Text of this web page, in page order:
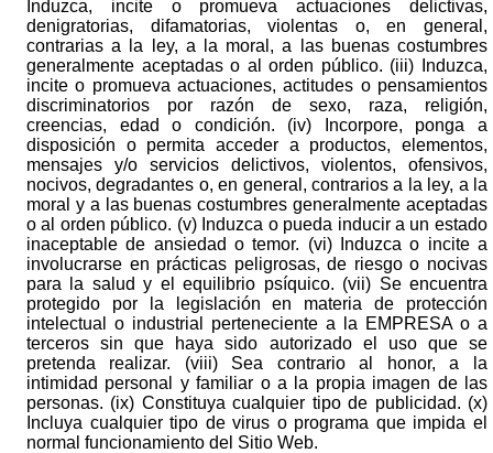
Induzca, incite o promueva actuaciones delictivas,
denigratorias, difamatorias, violentas o, en general,
contrarias a la ley, a la moral, a las buenas costumbres
generalmente aceptadas o al orden público. (iii) Induzca,
incite o promueva actuaciones, actitudes o pensamientos
discriminatorios por razón de sexo, raza, religión,
creencias, edad o condición. (iv) Incorpore, ponga a
disposición o permita acceder a productos, elementos,
mensajes y/o servicios delictivos, violentos, ofensivos,
nocivos, degradantes o, en general, contrarios a la ley, a la
moral y a las buenas costumbres generalmente aceptadas
o al orden público. (v) Induzca o pueda inducir a un estado
inaceptable de ansiedad o temor. (vi) Induzca o incite a
involucrarse en prácticas peligrosas, de riesgo o nocivas
para la salud y el equilibrio psíquico. (vii) Se encuentra
protegido por la legislación en materia de protección
intelectual o industrial perteneciente a la EMPRESA o a
terceros sin que haya sido autorizado el uso que se
pretenda realizar. (viii) Sea contrario al honor, a la
intimidad personal y familiar o a la propia imagen de las
personas. (ix) Constituya cualquier tipo de publicidad. (x)
Incluya cualquier tipo de virus o programa que impida el
normal funcionamiento del Sitio Web.